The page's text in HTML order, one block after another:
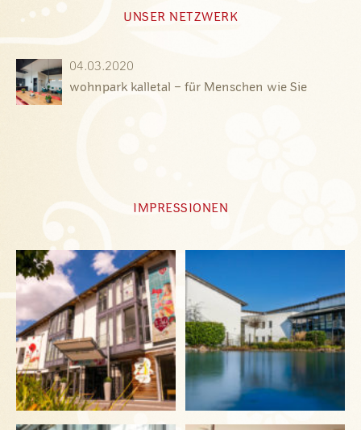
UNSER NETZWERK
04.03.2020
wohnpark kalletal – für Menschen wie Sie
IMPRESSIONEN